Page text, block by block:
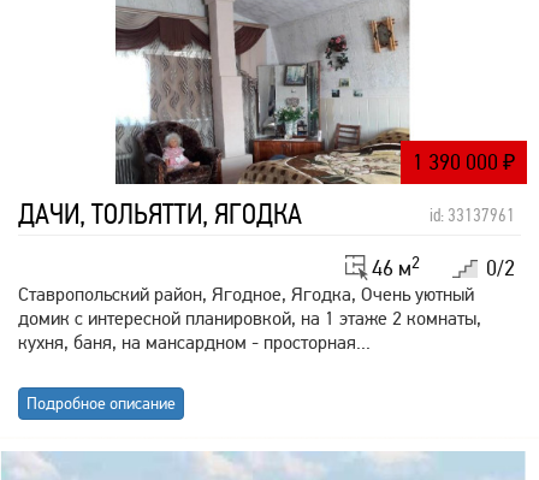
1 390 000 ₽
ДАЧИ, ТОЛЬЯТТИ, ЯГОДКА id: 33137961
0/2
46 м2
Ставропольский район, Ягодное, Ягодка, Очень уютный
домик с интересной планировкой, на 1 этаже 2 комнаты,
кухня, баня, на мансардном - просторная...
Подробное описание